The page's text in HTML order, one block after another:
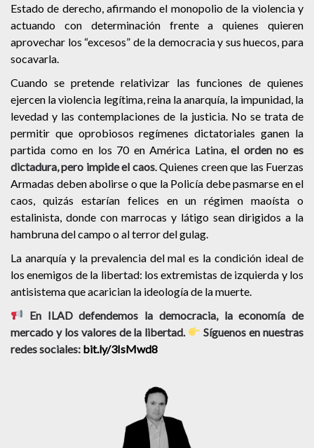
Estado de derecho, afirmando el monopolio de la violencia y
actuando con determinación frente a quienes quieren
aprovechar los “excesos” de la democracia y sus huecos, para
socavarla.
Cuando se pretende relativizar las funciones de quienes
ejercen la violencia legítima, reina la anarquía, la impunidad, la
levedad y las contemplaciones de la justicia. No se trata de
permitir que oprobiosos regímenes dictatoriales ganen la
partida como en los 70 en América Latina,el orden no es
dictadura, pero impide el caos. Quienes creen que las Fuerzas
Armadas deben abolirse o que la Policía debe pasmarse en el
caos, quizás estarían felices en un régimen maoísta o
estalinista, donde con marrocas y látigo sean dirigidos a la
hambruna del campo o al terror del gulag.
La anarquía y la prevalencia del mal es la condición ideal de
los enemigos de la libertad: los extremistas de izquierda y los
antisistema que acarician la ideología de la muerte.
En ILAD defendemos la democracia, la economía de
mercado y los valores de la libertad.
Síguenos en nuestras
redes sociales: bit.ly/3IsMwd8